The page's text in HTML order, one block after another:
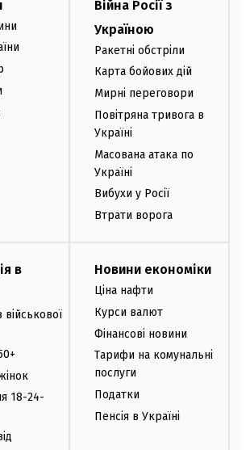
Війна Росії з
Україною
Ракетні обстріли
Карта бойових дій
Мирні переговори
Повітряна тривога в
Україні
Масована атака по
Україні
Вибухи у Росії
Втрати ворога
в
військової
18-24-
Новини економіки
Ціна нафти
Курси валют
Фінансові новини
Тарифи на комунальні
послуги
Податки
Пенсія в Україні